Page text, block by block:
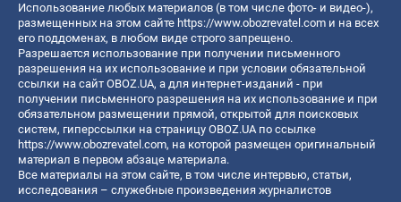
Использование любых материалов (в том числе фото- и видео-),
размещенных на этом сайте https://www.obozrevatel.com и на всех
его поддоменах, в любом виде строго запрещено.
Разрешается использование при получении письменного
разрешения на их использование и при условии обязательной
ссылки на сайт OBOZ.UA, а для интернет-изданий - при
получении письменного разрешения на их использование и при
обязательном размещении прямой, открытой для поисковых
систем, гиперссылки на страницу OBOZ.UA по ссылке
https://www.obozrevatel.com, на которой размещен оригинальный
материал в первом абзаце материала.
Все материалы на этом сайте, в том числе интервью, статьи,
исследования – служебные произведения журналистов